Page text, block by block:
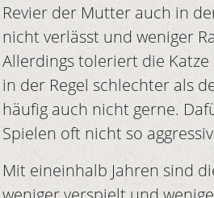
Revier der Mutter auch in
nicht verlässt und weniger
Allerdings toleriert die
in der Regel schlechter als
häufig auch nicht gerne.
Spielen oft nicht so
Mit eineinhalb Jahren sind